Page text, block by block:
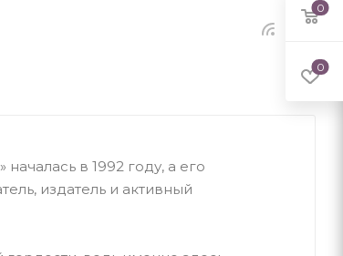
в 1992 году, а его
издатель и активный
0
0